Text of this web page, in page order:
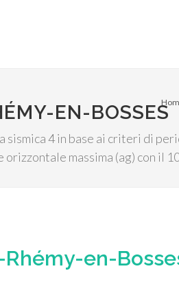
EN-BOSSES
sismica 4 in base ai criteri di
massima (ag) con il
Rhémy-en-